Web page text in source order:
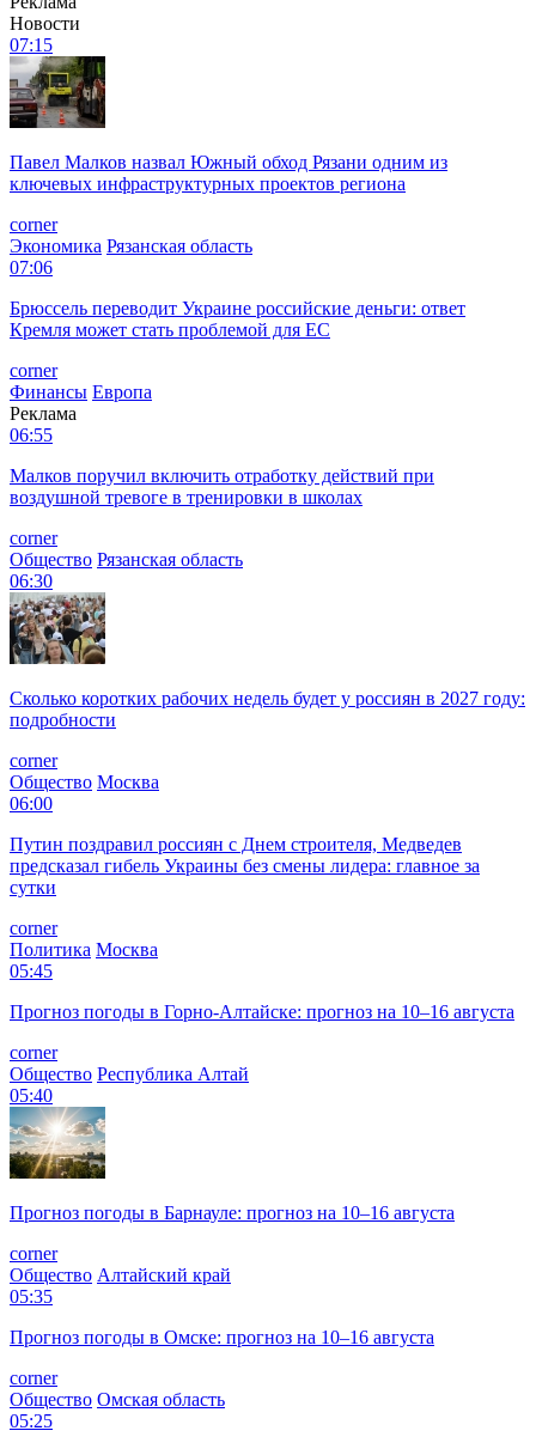
Новости
07:15
Павел Малков назвал Южный обход Рязани одним из
ключевых инфраструктурных проектов региона
corner
Экономика Рязанская область
07:06
Брюссель переводит Украине российские деньги: ответ
Кремля может стать проблемой для EC
corner
Финансы Европа
Реклама
06:55
Малков поручил включить отработку действий при
воздушной тревоге в тренировки в школах
corner
Общество Рязанская область
06:30
Сколько коротких рабочих недель будет у россиян в 2027 году:
подробности
corner
Общество Москва
06:00
Путин поздравил россиян с Днем строителя, Медведев
предсказал гибель Украины без смены лидера: главное за
сутки
corner
Политика Москва
05:45
Прогноз погоды в Горно-Алтайске: прогноз на 10–16 августа
corner
Общество Республика Алтай
05:40
Прогноз погоды в Барнауле: прогноз на 10–16 августа
corner
Общество Алтайский край
05:35
Прогноз погоды в Омске: прогноз на 10–16 августа
corner
Общество Омская область
05:25